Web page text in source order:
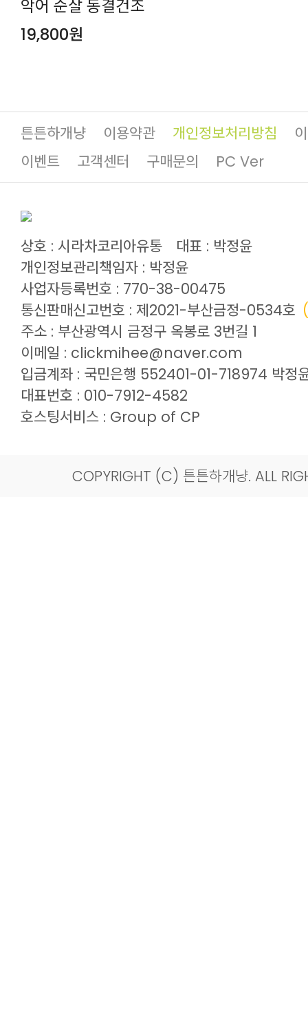
악어 순살 동결건조
19,800원
튼튼하개냥 이용약관 개인정보처리방침
이벤트
고객센터 구매문의 PC Ver
상호 : 시라차코리아유통
대표 : 박정윤
개인정보관리책임자 : 박정윤
사업자등록번호 : 770-38-00475
통신판매신고번호 : 제2021-부산금정-0534호
주소 : 부산광역시 금정구 옥봉로 3번길 1
이메일 : clickmihee@naver.com
입금계좌 : 국민은행 552401-01-718974 박정
대표번호 : 010-7912-4582
호스팅서비스 : Group of CP
COPYRIGHT (C) 튼튼하개냥. ALL